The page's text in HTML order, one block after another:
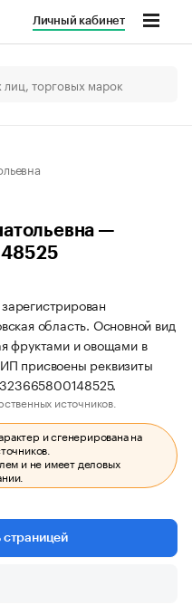
Личный кабинет
—
область. Основной вид
фруктами и овощами в
присвоены реквизиты
источников.
и сгенерирована на
и не имеет деловых
страницей